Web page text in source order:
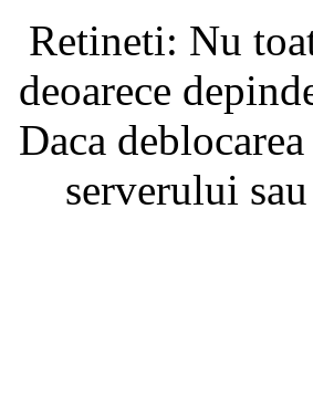
Retineti: Nu
deoarece
Daca
serverului